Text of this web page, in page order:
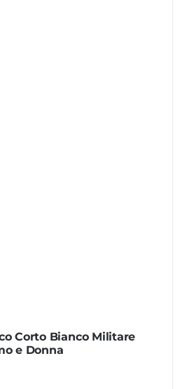
Corto Bianco Militare
e Donna